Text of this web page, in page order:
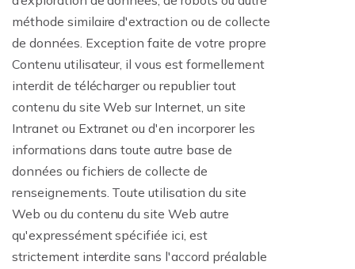
méthode similaire d'extraction ou de collecte
de données. Exception faite de votre propre
Contenu utilisateur, il vous est formellement
interdit de télécharger ou republier tout
contenu du site Web sur Internet, un site
Intranet ou Extranet ou d'en incorporer les
informations dans toute autre base de
données ou fichiers de collecte de
renseignements. Toute utilisation du site
Web ou du contenu du site Web autre
qu'expressément spécifiée ici, est
strictement interdite sans l'accord préalable